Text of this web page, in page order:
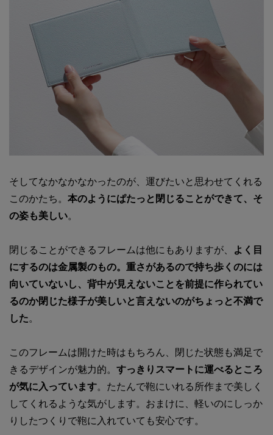
そしてなかなかなかったのが、運びたいと思わせてくれる
このかたち。 本のようにぱたっと閉じることができて、そ
の姿も美しい。
閉じることができるフレームは他にもありますが、 よく目
にするのは金属製のもの。重さがあるので持ち歩くのには
向いていないし、背中が見えないことを前提に作られてい
るのか閉じた様子が美しいと言えないのがちょっと不満で
した。
このフレームは開けた時はもちろん、閉じた状態も満足で
きるデザインが魅力的。 すっきりスマートに運べるところ
が気に入っています。たたんで鞄にいれる所作まで美しく
してくれるような気がします。おまけに、軽いのにしっか
りしたつくりで鞄に入れていても安心です。